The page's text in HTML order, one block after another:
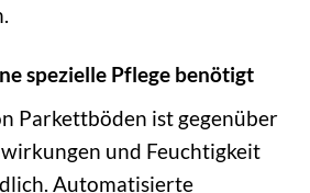
spezielle Pflege benötigt
Parkettböden ist gegenüber
und Feuchtigkeit
Automatisierte